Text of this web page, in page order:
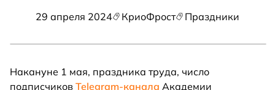
29 апреля 2024 КриоФрост Праздники
Накануне 1 мая, праздника труда, число
подписчиков Telegram-канала Академии